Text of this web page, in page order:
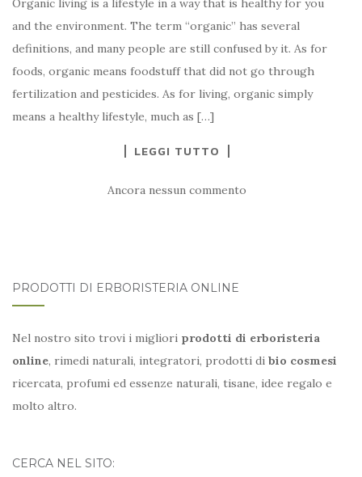
and the environment. The term “organic” has several
definitions, and many people are still confused by it. As for
foods, organic means foodstuff that did not go through
fertilization and pesticides. As for living, organic simply
means a healthy lifestyle, much as […]
LEGGI TUTTO
Ancora nessun commento
PRODOTTI DI ERBORISTERIA ONLINE
Nel nostro sito trovi i migliori prodotti di erboristeria
online, rimedi naturali, integratori, prodotti di bio cosmesi
ricercata, profumi ed essenze naturali, tisane, idee regalo e
molto altro.
CERCA NEL SITO: